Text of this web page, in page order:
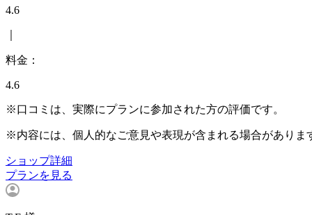
4.6
料金：
4.6
※口コミは、実際にプランに参加された方の評価です。
※内容には、個人的なご意見や表現が含まれる場合がありま
ショップ詳細
プランを見る